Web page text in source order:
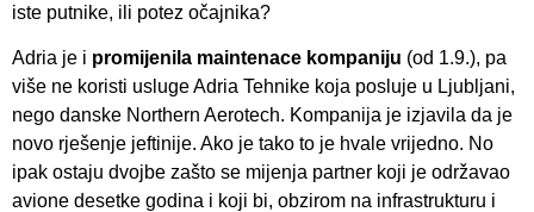
iste putnike, ili potez očajnika?
Adria je i promijenila maintenace kompaniju (od 1.9.), pa
više ne koristi usluge Adria Tehnike koja posluje u Ljubljani,
nego danske Northern Aerotech. Kompanija je izjavila da je
novo rješenje jeftinije. Ako je tako to je hvale vrijedno. No
ipak ostaju dvojbe zašto se mijenja partner koji je održavao
avione desetke godina i koji bi, obzirom na infrastrukturu i